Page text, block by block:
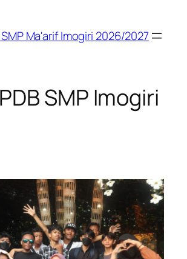
Ma'arif Imogiri 2026/2027
SMP Imogiri